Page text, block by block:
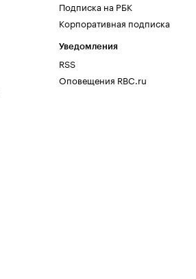
Подписка на РБК
Корпоративная подписка
Уведомления
RSS
Оповещения RBC.ru